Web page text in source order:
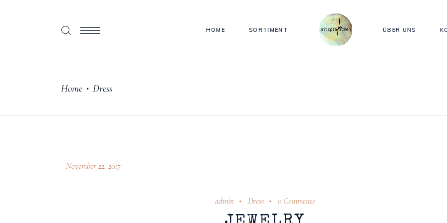
HOME SORTIMENT ÜBER UNS
Home • Dress
November 22, 2017
admin Dress 0 Comments